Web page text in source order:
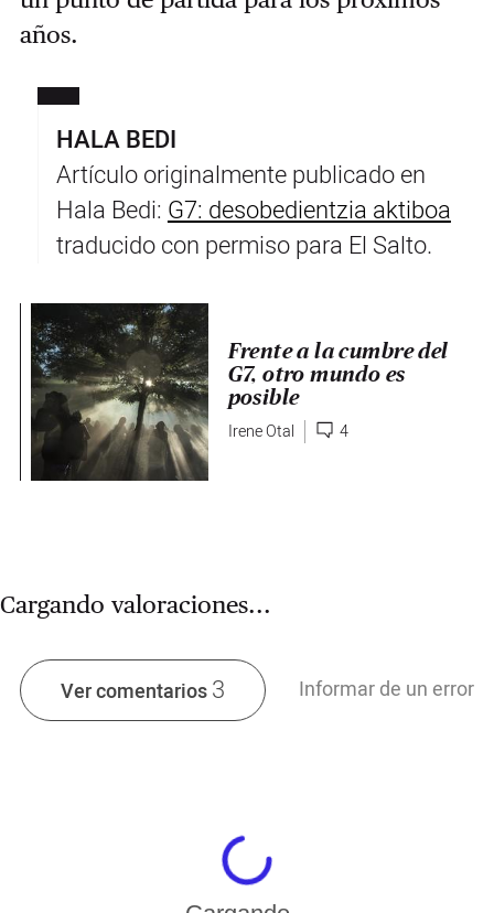
años.
HALA BEDI
Artículo originalmente publicado en
Hala Bedi: G7: desobedientzia aktiboa
traducido con permiso para El Salto.
Frente a la cumbre del
G7, otro mundo es
posible
Irene Otal 4
Cargando valoraciones...
Ver comentarios3 Informar de un error